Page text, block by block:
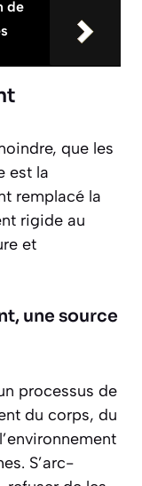
de
que les
est la
remplacé la
rigide au
et
une source
processus de
du corps, du
S’arc-